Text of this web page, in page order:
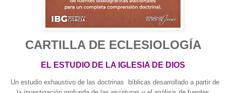
CARTILLA DE ECLESIOLOGÍA
EL ESTUDIO DE LA IGLESIA DE DIOS
Un estudio exhaustivo de las doctrinas bíblicas desarrollado a partir de